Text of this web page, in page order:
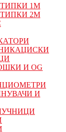
ТИПКИ 1M
ТИПКИ 2М
И OG
И